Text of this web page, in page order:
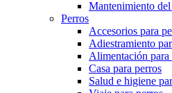
Mantenimiento del
Perros
Accesorios para
Adiestramiento
Alimentación para
Casa para perros
Salud e higiene